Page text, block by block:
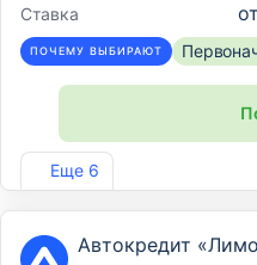
Еще 6
Ставка от
ПОЧЕМУ ВЫБИРАЮТ
Лиц. №354
Автокредит